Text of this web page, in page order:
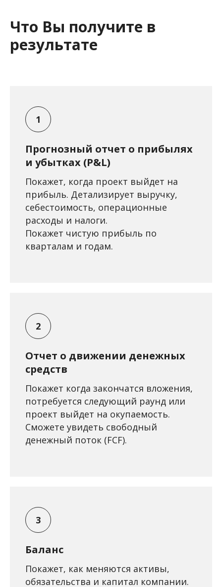
Что Вы получите в
результате
Прогнозный отчет о прибылях
и убытках (P&L)
Покажет, когда проект выйдет на
прибыль. Детализирует выручку,
себестоимость, операционные
расходы и налоги.
Покажет чистую прибыль по
кварталам и годам.
Отчет о движении денежных
средств
Покажет когда закончатся вложения,
потребуется следующий раунд или
проект выйдет на окупаемость.
Сможете увидеть свободный
денежный поток (FCF).
Баланс
Покажет, как меняются активы,
обязательства и капитал компании.